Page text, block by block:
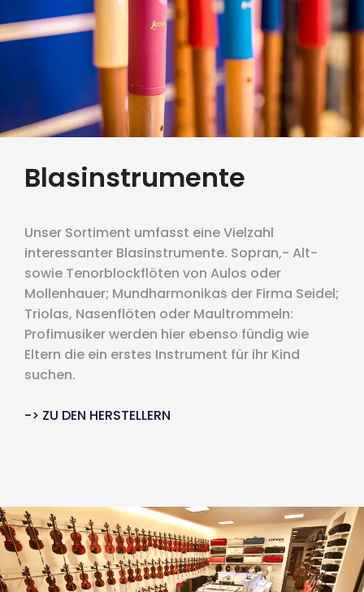
Blasinstrumente
Unser Sortiment umfasst eine Vielzahl
interessanter Blasinstrumente. Sopran,- Alt-
sowie Tenorblockflöten von Aulos oder
Mollenhauer; Mundharmonikas der Firma Seidel;
Triolas, Nasenflöten oder Maultrommeln:
Profimusiker werden hier ebenso fündig wie
Eltern die ein erstes Instrument für ihr Kind
suchen.
-> ZU DEN HERSTELLERN